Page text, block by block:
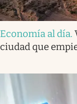
Economía al día.
ciudad que